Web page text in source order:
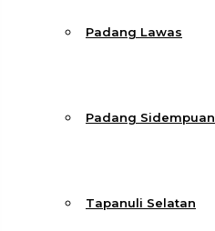
Padang Lawas
Padang Sidempuan
Tapanuli Selatan